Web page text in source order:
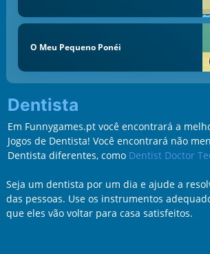
O Meu Pequeno Ponéi
Dentista
Em Funnygames.pt você encontrará a
Jogos de Dentista! Você encontrará não
Dentista diferentes, como Dentist Doctor
Seja um dentista por um dia e ajude a
das pessoas. Use os instrumentos
que eles vão voltar para casa satisfeitos.